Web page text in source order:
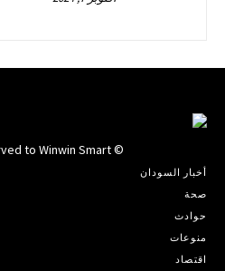
© All rights reserved to Winwin Smart
أخبار السودان
صحة
حوادث
منوعات
اقتصاد